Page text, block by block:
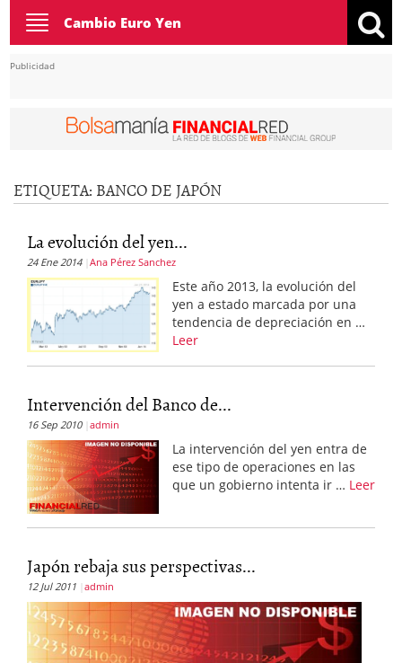
Toggle
navigation
Cambio Euro Yen
Publicidad
ETIQUETA: BANCO DE JAPÓN
La evolución del yen...
24 Ene 2014 Ana Pérez Sanchez
Este año 2013, la evolución del
yen a estado marcada por una
tendencia de depreciación en …
Leer
Intervención del Banco de...
16 Sep 2010 admin
La intervención del yen entra de
ese tipo de operaciones en las
que un gobierno intenta ir … Leer
Japón rebaja sus perspectivas...
12 Jul 2011 admin